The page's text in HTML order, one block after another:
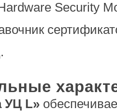
Security
УЦ L»